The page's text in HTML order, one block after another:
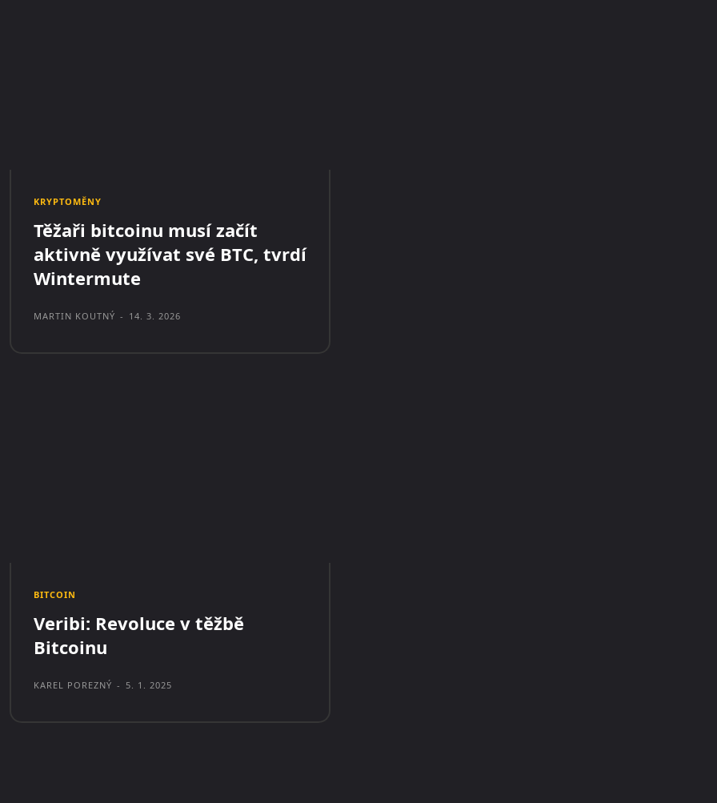
KRYPTOMĚNY
Těžaři bitcoinu musí začít
aktivně využívat své BTC, tvrdí
Wintermute
MARTIN KOUTNÝ - 14. 3. 2026
BITCOIN
Veribi: Revoluce v těžbě
Bitcoinu
KAREL POREZNÝ - 5. 1. 2025